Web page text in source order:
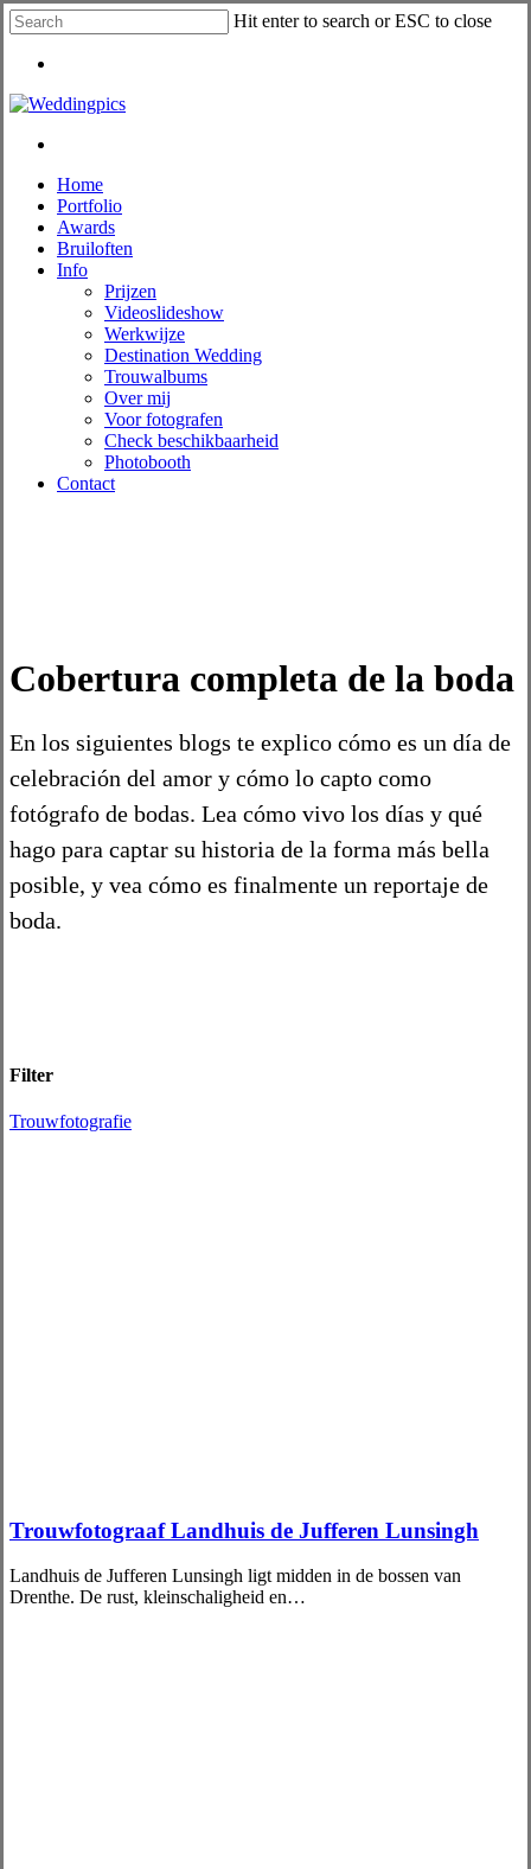
Skip
to
main
Hit enter to search or ESC to close
Search
Menu
Home
Portfolio
Awards
Bruiloften
Info
Prijzen
Videoslideshow
Werkwijze
Destination Wedding
Trouwalbums
Over mij
Voor fotografen
Check beschikbaarheid
Photobooth
Contact
Cobertura completa de la boda
En los siguientes blogs te explico cómo es un día de
celebración del amor y cómo lo capto como
fotógrafo de bodas. Lea cómo vivo los días y qué
hago para captar su historia de la forma más bella
posible, y vea cómo es finalmente un reportaje de
boda.
Filter
Trouwfotografie
Trouwfotograaf Landhuis de Jufferen Lunsingh
Landhuis de Jufferen Lunsingh ligt midden in de bossen van
Drenthe. De rust, kleinschaligheid en…